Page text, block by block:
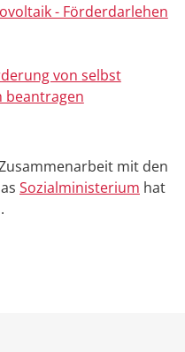
- Förderdarlehen
von selbst
beantragen
mit den
Sozialministerium hat